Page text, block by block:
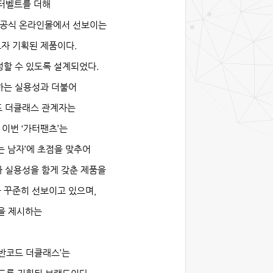
벨트를 더해
식 온라인몰에서 선보이는
기획된 제품이다.
할 수 있도록 설계되었다
실용성과 더불어
더클래스 관계자는
이번 ‘가터팬츠’는
남자’에 초점을 맞추어
실용성을 함게 갖춘 제품을
준히 선보이고 있으며
제시하는
코드 더클래스’는